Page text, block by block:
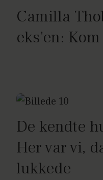
Camilla
eks'en:
De kendte
Her var vi,
lukkede